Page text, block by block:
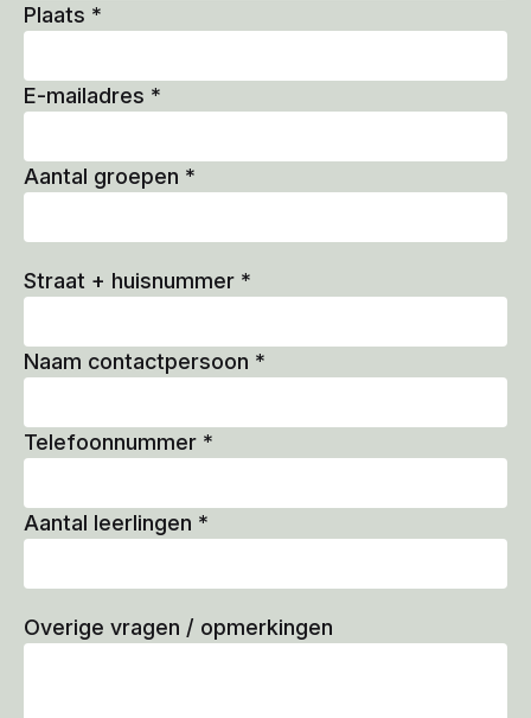
Plaats *
E-mailadres *
Aantal groepen *
Straat + huisnummer *
Naam contactpersoon *
Telefoonnummer *
Aantal leerlingen *
Overige vragen / opmerkingen